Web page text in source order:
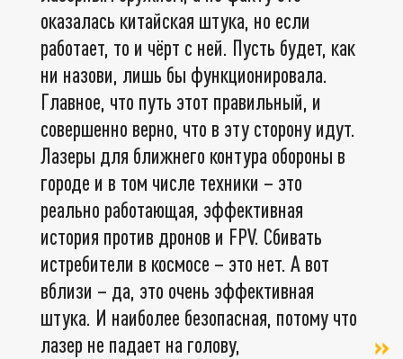
оказалась китайская штука, но если
работает, то и чёрт с ней. Пусть будет, как
ни назови, лишь бы функционировала.
Главное, что путь этот правильный, и
совершенно верно, что в эту сторону идут.
Лазеры для ближнего контура обороны в
городе и в том числе техники – это
реально работающая, эффективная
история против дронов и FPV. Сбивать
истребители в космосе – это нет. А вот
вблизи – да, это очень эффективная
штука. И наиболее безопасная, потому что
лазер не падает на голову,